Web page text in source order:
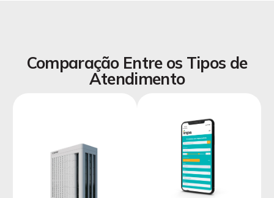
Comparação Entre os Tipos de
Atendimento